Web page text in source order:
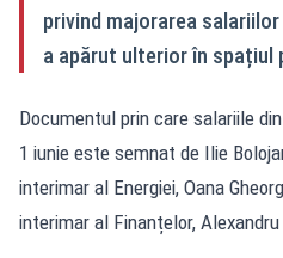
privind majorarea
a apărut ulterior în spațiul
Documentul prin care salariile
1 iunie este semnat de Ilie
interimar al Energiei, Oana
interimar al Finanțelor, Alexandru